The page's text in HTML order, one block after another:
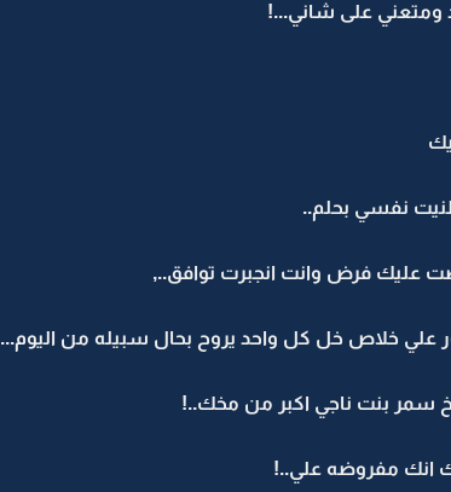
على شاني...!
نفسي بحلم..
عليك فرض وانت انجبرت توافق..,
علي خلاص خل كل واحد يروح بحال سبيله من اليوم...
سمر بنت ناجي اكبر من مخك..!
انك مفروضه علي..!